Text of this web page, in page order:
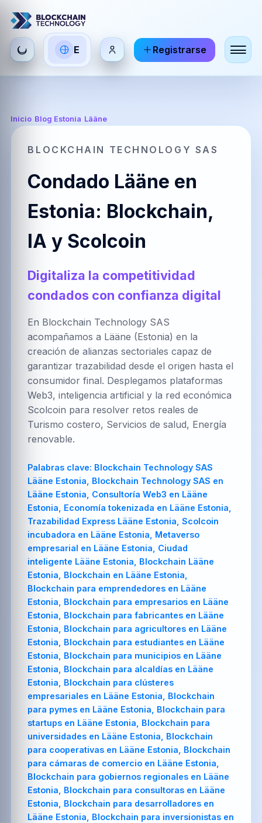
Seleccionar
idioma
E
ES
Español English
FR
Français
HI
ZH JA PT
العربية Brezhoneg 한국어
PT-BR
Português
(Brasil)
NL
Nederlands Hrvatski
FA IT ZH-CN
TR UK PL
Registrarse
Inicio/ Blog Estonia Lääne
BLOCKCHAIN TECHNOLOGY SAS
Condado Lääne en
Estonia: Blockchain,
IA y Scolcoin
Digitaliza la competitividad
condados con confianza digital
En Blockchain Technology SAS
acompañamos a Lääne (Estonia) en la
creación de alianzas sectoriales capaz de
garantizar trazabilidad desde el origen hasta el
consumidor final. Desplegamos plataformas
Web3, inteligencia artificial y la red económica
Scolcoin para resolver retos reales de
Turismo costero, Servicios de salud, Energía
renovable.
Palabras clave: Blockchain Technology SAS
Lääne Estonia, Blockchain Technology SAS en
Lääne Estonia, Consultoría Web3 en Lääne
Estonia, Economía tokenizada en Lääne Estonia,
Trazabilidad Express Lääne Estonia, Scolcoin
incubadora en Lääne Estonia, Metaverso
empresarial en Lääne Estonia, Ciudad
inteligente Lääne Estonia, Blockchain Lääne
Estonia, Blockchain en Lääne Estonia,
Blockchain para emprendedores en Lääne
Estonia, Blockchain para empresarios en Lääne
Estonia, Blockchain para fabricantes en Lääne
Estonia, Blockchain para agricultores en Lääne
Estonia, Blockchain para estudiantes en Lääne
Estonia, Blockchain para municipios en Lääne
Estonia, Blockchain para alcaldías en Lääne
Estonia, Blockchain para clústeres
empresariales en Lääne Estonia, Blockchain
para pymes en Lääne Estonia, Blockchain para
startups en Lääne Estonia, Blockchain para
universidades en Lääne Estonia, Blockchain
para cooperativas en Lääne Estonia, Blockchain
para cámaras de comercio en Lääne Estonia,
Blockchain para gobiernos regionales en Lääne
Estonia, Blockchain para consultoras en Lääne
Estonia, Blockchain para desarrolladores en
Lääne Estonia, Blockchain para inversionistas en